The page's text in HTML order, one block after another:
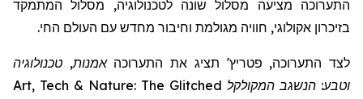
התערוכה מציעה מסלול שונה לטכנולוגיה, מסלול המתמקד
בזיכרון אקולוגי, חוויה מגולמת וחיבור מחדש עם העולם החי.
לצד התערוכה, פטריץ' תציג את התערוכה אמנות, טכנולוגיה
וטבע: הנשגב המקולקל Art, Tech & Nature: The Glitched